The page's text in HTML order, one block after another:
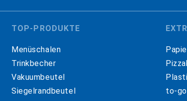
TOP-PRODUKTE
Menüschalen
Trinkbecher
Vakuumbeutel
Siegelrandbeutel
to-